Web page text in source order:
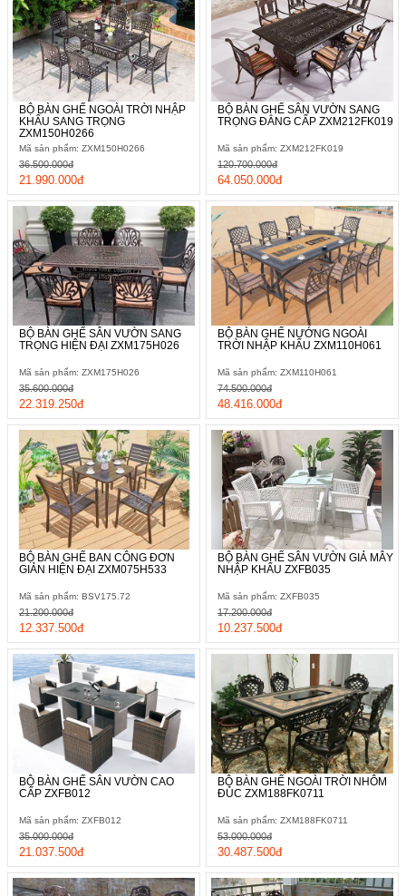
BỘ BÀN GHẾ NGOÀI TRỜI NHẬP
KHẨU SANG TRỌNG
ZXM150H0266
Mã sản phẩm: ZXM150H0266
21.990.000đ
36.500.000đ
BỘ BÀN GHẾ SÂN VƯỜN SANG
TRỌNG ĐẲNG CẤP ZXM212FK019
Mã sản phẩm: ZXM212FK019
64.050.000đ
120.700.000đ
BỘ BÀN GHẾ SÂN VƯỜN SANG
TRỌNG HIỆN ĐẠI ZXM175H026
Mã sản phẩm: ZXM175H026
22.319.250đ
35.600.000đ
BỘ BÀN GHẾ NƯỚNG NGOÀI
TRỜI NHẬP KHẨU ZXM110H061
Mã sản phẩm: ZXM110H061
48.416.000đ
74.500.000đ
BỘ BÀN GHẾ BAN CÔNG ĐƠN
GIẢN HIỆN ĐẠI ZXM075H533
Mã sản phẩm: BSV175.72
12.337.500đ
21.200.000đ
BỘ BÀN GHẾ SÂN VƯỜN GIẢ MÂY
NHẬP KHẨU ZXFB035
Mã sản phẩm: ZXFB035
10.237.500đ
17.200.000đ
BỘ BÀN GHẾ SÂN VƯỜN CAO
CẤP ZXFB012
Mã sản phẩm: ZXFB012
21.037.500đ
35.000.000đ
BỘ BÀN GHẾ NGOÀI TRỜI NHÔM
ĐÚC ZXM188FK0711
Mã sản phẩm: ZXM188FK0711
30.487.500đ
53.000.000đ